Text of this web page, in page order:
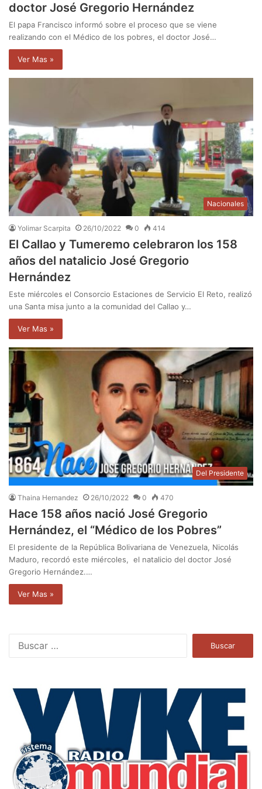
doctor José Gregorio Hernández
El papa Francisco informó sobre el proceso que se viene
realizando con el Médico de los pobres, el doctor José…
Ver Mas »
Nacionales
Yolimar Scarpita 26/10/2022 0 414
El Callao y Tumeremo celebraron los 158
años del natalicio José Gregorio
Hernández
Este miércoles el Consorcio Estaciones de Servicio El Reto, realizó
una Santa misa junto a la comunidad del Callao y…
Ver Mas »
Del Presidente
Thaina Hernandez 26/10/2022 0 470
Hace 158 años nació José Gregorio
Hernández, el “Médico de los Pobres”
El presidente de la República Bolivariana de Venezuela, Nicolás
Maduro, recordó este miércoles, el natalicio del doctor José
Gregorio Hernández.…
Ver Mas »
a